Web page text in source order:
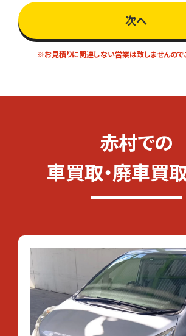
次へ
※お見積りに関連しない営業は致しませんので
赤村での
車買取・廃車買